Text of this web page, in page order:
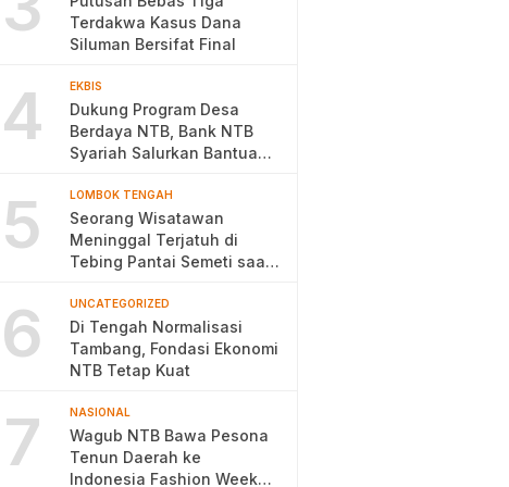
Terdakwa Kasus Dana
Siluman Bersifat Final
4 EKBIS
Dukung Program Desa
Berdaya NTB, Bank NTB
Syariah Salurkan Bantuan
5 LOMBOK TENGAH
Seorang Wisatawan
Meninggal Terjatuh di
Tebing Pantai Semeti saat
6 UNCATEGORIZED
Di Tengah Normalisasi
Tambang, Fondasi Ekonomi
NTB Tetap Kuat
7 NASIONAL
Wagub NTB Bawa Pesona
Tenun Daerah ke
Indonesia Fashion Week